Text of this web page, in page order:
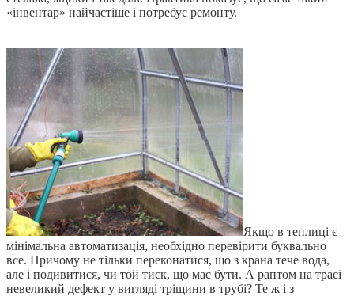
«інвентар» найчастіше і потребує ремонту.
Якщо в теплиці є
мінімальна автоматизація, необхідно перевірити буквально
все. Причому не тільки переконатися, що з крана тече вода,
але і подивитися, чи той тиск, що має бути. А раптом на трасі
невеликий дефект у вигляді тріщини в трубі? Те ж і з